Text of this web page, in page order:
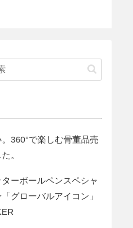
360°で楽しむ骨董品売
。
ーボールペンスペシャ
グローバルアイコン」